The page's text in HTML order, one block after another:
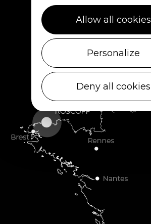
Allow all cookies
Personalize
Deny all cookies